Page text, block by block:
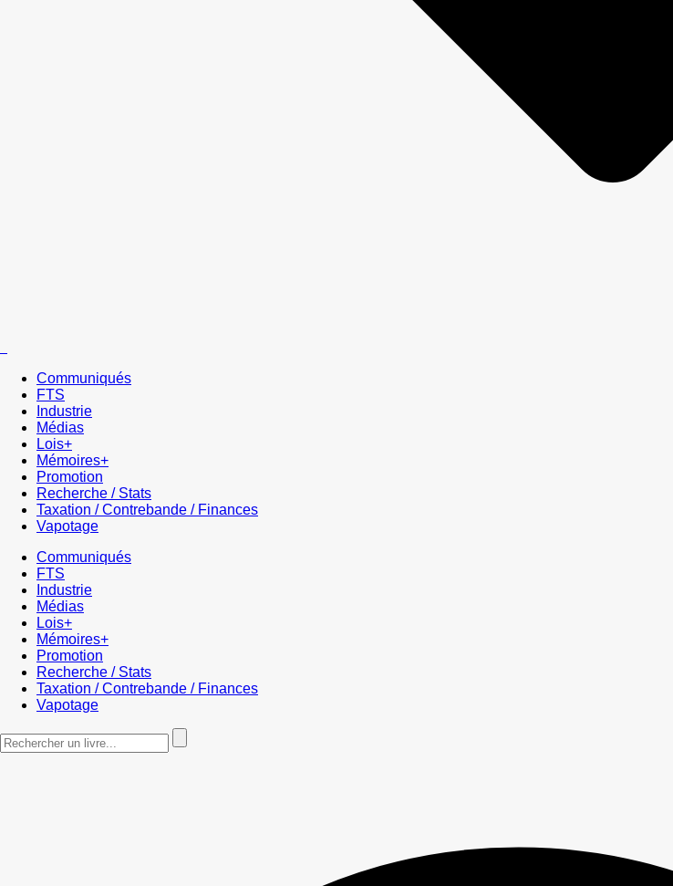
Communiqués
FTS
Industrie
Médias
Lois+
Mémoires+
Promotion
Recherche / Stats
Taxation / Contrebande / Finances
Vapotage
Communiqués
FTS
Industrie
Médias
Lois+
Mémoires+
Promotion
Recherche / Stats
Taxation / Contrebande / Finances
Vapotage